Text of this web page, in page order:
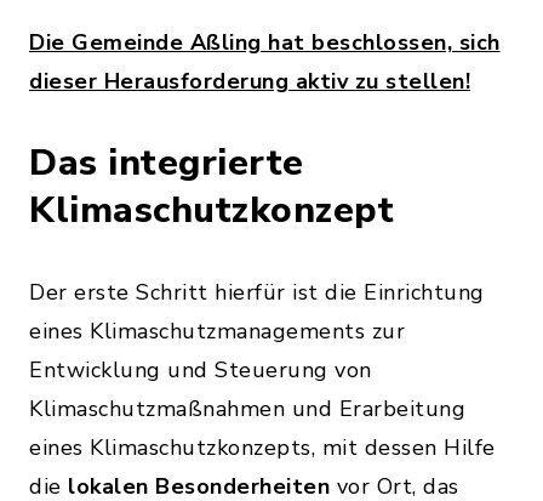
Die Gemeinde Aßling hat beschlossen, sich
dieser Herausforderung aktiv zu stellen!
Das integrierte
Klimaschutzkonzept
Der erste Schritt hierfür ist die Einrichtung
eines Klimaschutzmanagements zur
Entwicklung und Steuerung von
Klimaschutzmaßnahmen und Erarbeitung
eines Klimaschutzkonzepts, mit dessen Hilfe
die lokalen Besonderheiten vor Ort, das